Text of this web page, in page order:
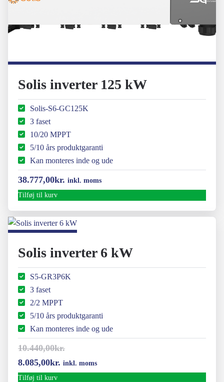
Solis inverter 125 kW
Solis-S6-GC125K
3 faset
10/20 MPPT
5/10 års produktgaranti
Kan monteres inde og ude
38.777,00kr. inkl. moms
Tilføj til kurv
Solis inverter 6 kW
S5-GR3P6K
3 faset
2/2 MPPT
5/10 års produktgaranti
Kan monteres inde og ude
10.440,00kr.
Den
oprindelige
8.085,00kr. Den
inkl. moms
Tilføj til kurv